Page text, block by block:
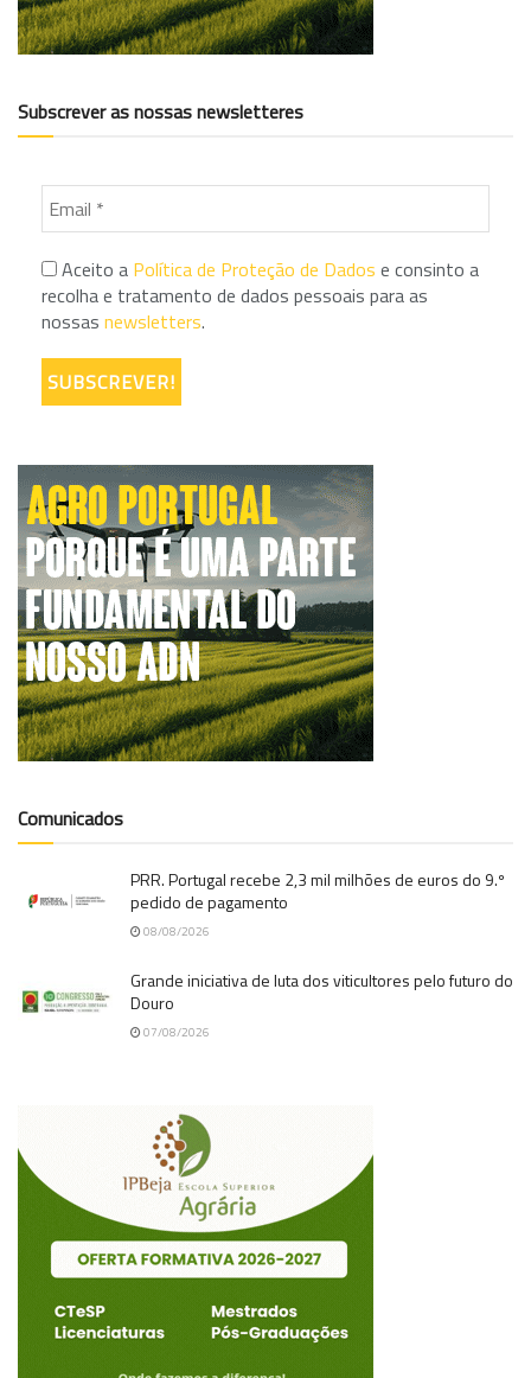
Subscrever as nossas newsletteres
Aceito a Política de Proteção de Dados e consinto a
recolha e tratamento de dados pessoais para as
nossas newsletters.
Comunicados
PRR. Portugal recebe 2,3 mil milhões de euros do 9.º
pedido de pagamento
08/08/2026
Grande iniciativa de luta dos viticultores pelo futuro do
Douro
07/08/2026